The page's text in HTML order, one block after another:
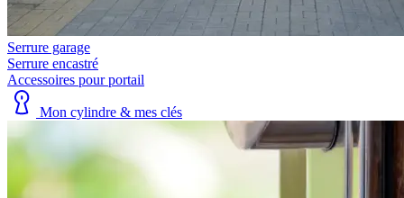
Serrure garage
Serrure encastré
Accessoires pour portail
Mon cylindre & mes clés